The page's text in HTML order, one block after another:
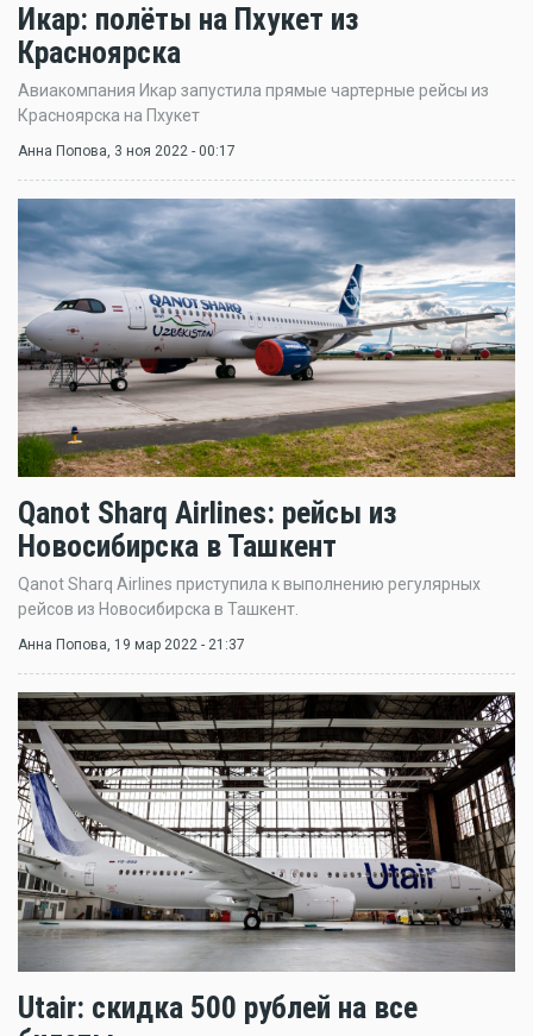
Икар: полёты на Пхукет из
Красноярска
Авиакомпания Икар запустила прямые чартерные рейсы из
Красноярска на Пхукет
Анна Попова, 3 ноя 2022 - 00:17
Qanot Sharq Airlines: рейсы из
Новосибирска в Ташкент
Qanot Sharq Airlines приступила к выполнению регулярных
рейсов из Новосибирска в Ташкент.
Анна Попова, 19 мар 2022 - 21:37
Utair: скидка 500 рублей на все